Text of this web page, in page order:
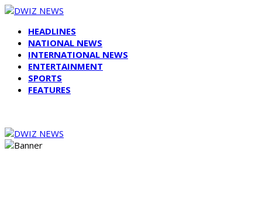
HEADLINES
NATIONAL NEWS
INTERNATIONAL NEWS
ENTERTAINMENT
SPORTS
FEATURES